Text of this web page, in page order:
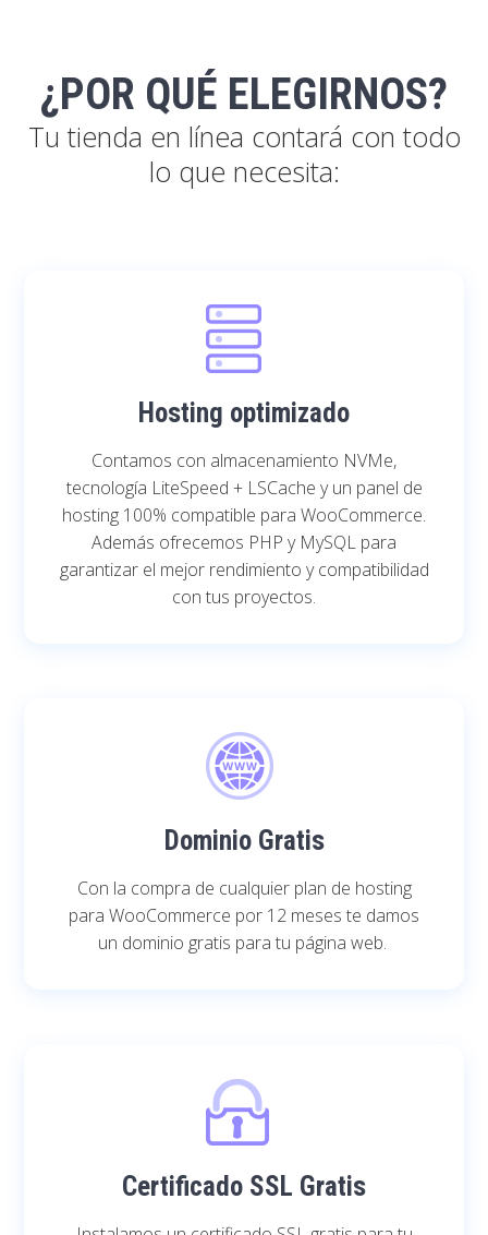
¿POR QUÉ ELEGIRNOS?
Tu tienda en línea contará con todo
lo que necesita:
Hosting optimizado
Contamos con almacenamiento NVMe,
tecnología LiteSpeed + LSCache y un panel de
hosting 100% compatible para WooCommerce.
Además ofrecemos PHP y MySQL para
garantizar el mejor rendimiento y compatibilidad
con tus proyectos.
Dominio Gratis
Con la compra de cualquier plan de hosting
para WooCommerce por 12 meses te damos
un dominio gratis para tu página web.
Certificado SSL Gratis